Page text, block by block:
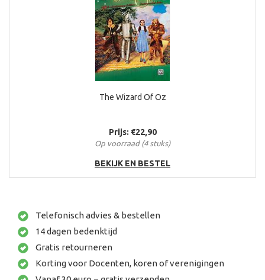
The Wizard Of Oz
Prijs: €22,90
Op voorraad (4 stuks)
BEKIJK EN BESTEL
Telefonisch advies & bestellen
14 dagen bedenktijd
Gratis retourneren
Korting voor Docenten, koren of verenigingen